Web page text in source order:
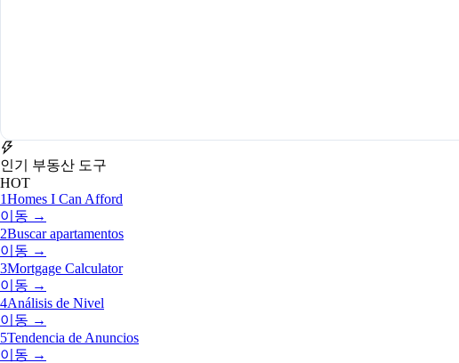
인기 부동산 도구
HOT
1Homes I Can Afford
이동 →
2Buscar apartamentos
이동 →
3Mortgage Calculator
이동 →
4Análisis de Nivel
이동 →
5Tendencia de Anuncios
이동 →